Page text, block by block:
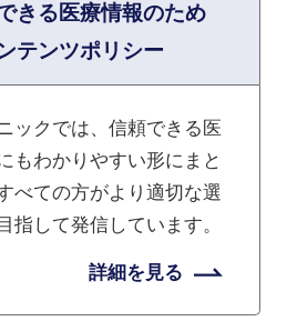
きる医療情報のため
テンツポリシー
ックでは、信頼できる医
もわかりやすい形にまと
べての方がより適切な選
指して発信しています。
詳細を見る